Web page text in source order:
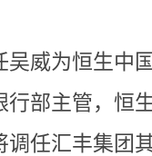
吴威为恒生中
行部主管，恒
调任汇丰集团